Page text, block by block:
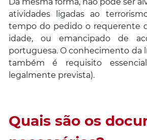
atividades ligadas ao
tempo do pedido o requerente
idade, ou emancipado de
portuguesa. O conhecimento da
também é requisito
legalmente prevista).
Quais são os